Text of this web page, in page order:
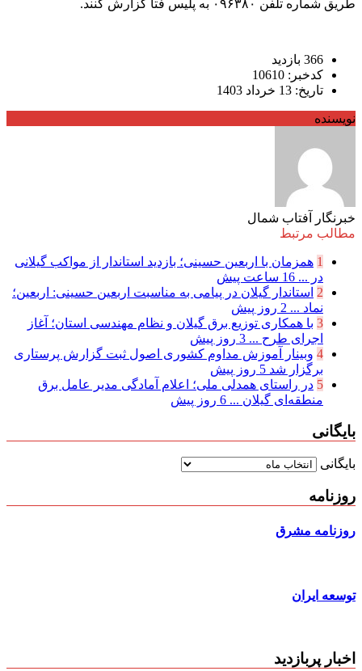
طریق شماره تلفن ۰۹۶۳۸۰ به پلیس فتا گزارش کنند.
366 بازدید
کدخبر: 10610
تاریخ: 13 خرداد 1403
نویسنده
خبرنگار آفتاب شمال
مطالب مرتبط
1 همزمان با اربعین حسینی؛ بازدید استاندار از مواکب گیلانی
در ... 16 ساعت پیش
2 استاندار گیلان در پیامی به مناسبت اربعین حسینی: اربعین؛
نماد ... 2 روز پیش
3 با همکاری توزیع برق گیلان و نظام مهندسی استان؛ آغاز
اجرای طرح ... 3 روز پیش
4 وبینار آموزش مداوم کشوری اصول ثبت گزارش پرستاری
برگزار شد 5 روز پیش
5 در راستای همدلی ملی؛ اعلام آمادگی مدیر عامل برق
منطقه‌ای گیلان ... 6 روز پیش
بایگانی
بایگانی
روزنامه
روزنامه مشرق
توسعه ایران
اخبار پربازدید